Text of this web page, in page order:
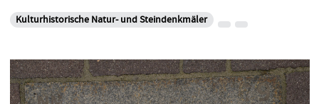
Kulturhistorische Natur- und Steindenkmäler